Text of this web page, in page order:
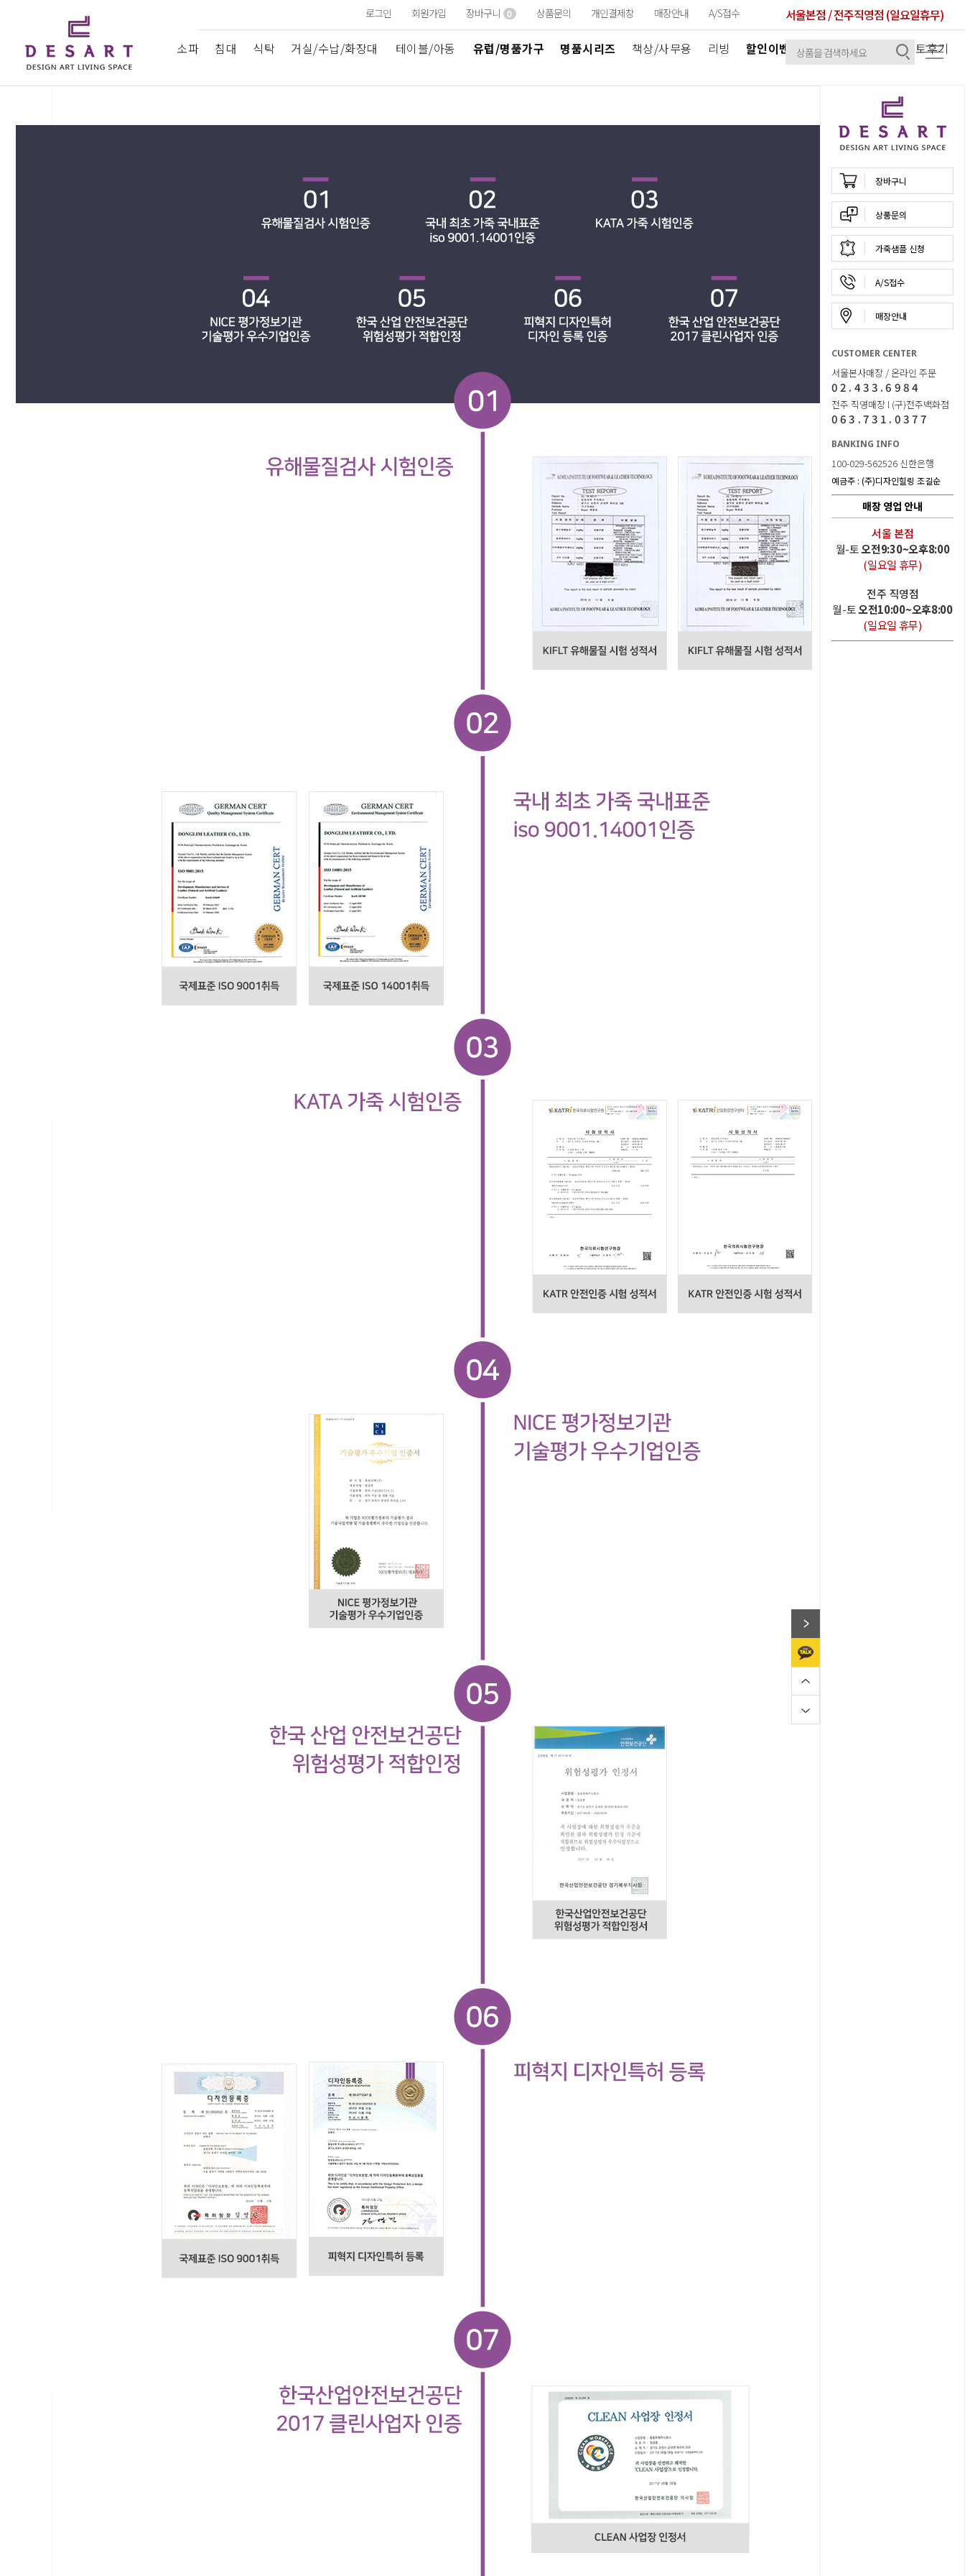
소파 침대 식탁 거실/수납/화장대 테이블/아동 유럽/명품가구 명품시리즈 책상/사무용 리빙 할인이벤트 공지사항 셀럽/포토후기
로그인 회원가입 장바구니 0 상품문의 개인결제창 매장안내 A/S접수 서울본점 / 전주직영점 (일요일휴무)
장바구니
상품문의
가죽샘플 신청
A/S접수
매장안내
CUSTOMER CENTER
서울본사매장 / 온라인 주문
02.433.6984
전주 직영매장 l (구)전주백화점
063.731.0377
BANKING INFO
100-029-562526 신한은행
예금주 : (주)디자인힐링 조길순
매장 영업 안내
서울 본점
월-토오전9:30~오후8:00
(일요일 휴무)
전주 직영점
월-토오전10:00~오후8:00
(일요일 휴무)